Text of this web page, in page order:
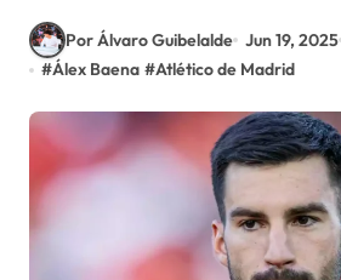
Por Álvaro Guibelalde Jun 19, 2025
#Álex Baena #Atlético de Madrid